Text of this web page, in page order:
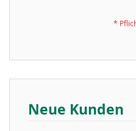
Neue Kunden